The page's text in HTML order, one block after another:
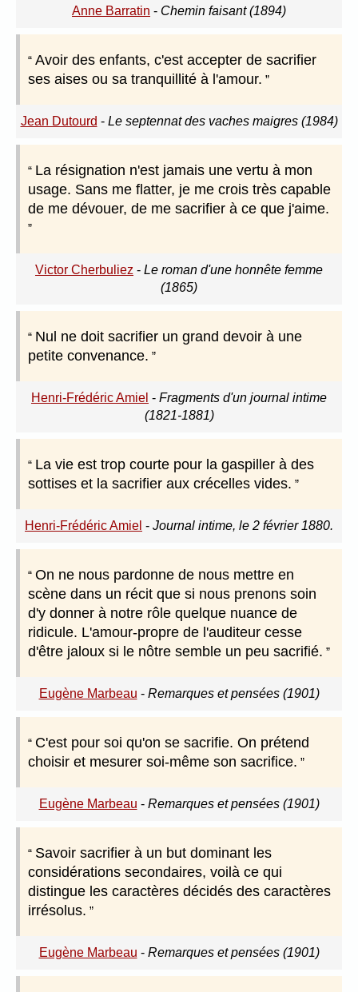
Anne Barratin - Chemin faisant (1894)
Avoir des enfants, c'est accepter de sacrifier
ses aises ou sa tranquillité à l'amour.
Jean Dutourd - Le septennat des vaches maigres (1984)
La résignation n'est jamais une vertu à mon
usage. Sans me flatter, je me crois très capable
de me dévouer, de me sacrifier à ce que j'aime.
Victor Cherbuliez - Le roman d'une honnête femme
(1865)
Nul ne doit sacrifier un grand devoir à une
petite convenance.
Henri-Frédéric Amiel - Fragments d'un journal intime
(1821-1881)
La vie est trop courte pour la gaspiller à des
sottises et la sacrifier aux crécelles vides.
Henri-Frédéric Amiel - Journal intime, le 2 février 1880.
On ne nous pardonne de nous mettre en
scène dans un récit que si nous prenons soin
d'y donner à notre rôle quelque nuance de
ridicule. L'amour-propre de l'auditeur cesse
d'être jaloux si le nôtre semble un peu sacrifié.
Eugène Marbeau - Remarques et pensées (1901)
C'est pour soi qu'on se sacrifie. On prétend
choisir et mesurer soi-même son sacrifice.
Eugène Marbeau - Remarques et pensées (1901)
Savoir sacrifier à un but dominant les
considérations secondaires, voilà ce qui
distingue les caractères décidés des caractères
irrésolus.
Eugène Marbeau - Remarques et pensées (1901)